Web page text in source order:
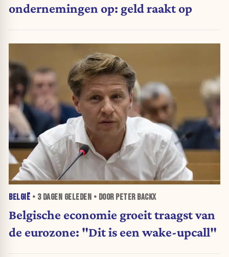
ondernemingen op: geld raakt op
BELGIË • 3 DAGEN GELEDEN • DOOR PETER BACKX
Belgische economie groeit traagst van
de eurozone: "Dit is een wake-upcall"